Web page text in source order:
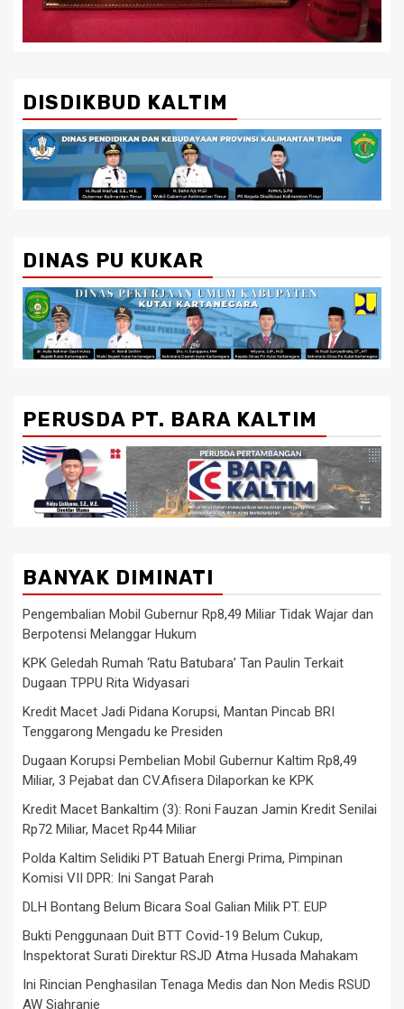
DISDIKBUD KALTIM
DINAS PU KUKAR
PERUSDA PT. BARA KALTIM
BANYAK DIMINATI
Pengembalian Mobil Gubernur Rp8,49 Miliar Tidak Wajar dan
Berpotensi Melanggar Hukum
KPK Geledah Rumah ‘Ratu Batubara’ Tan Paulin Terkait
Dugaan TPPU Rita Widyasari
Kredit Macet Jadi Pidana Korupsi, Mantan Pincab BRI
Tenggarong Mengadu ke Presiden
Dugaan Korupsi Pembelian Mobil Gubernur Kaltim Rp8,49
Miliar, 3 Pejabat dan CV.Afisera Dilaporkan ke KPK
Kredit Macet Bankaltim (3): Roni Fauzan Jamin Kredit Senilai
Rp72 Miliar, Macet Rp44 Miliar
Polda Kaltim Selidiki PT Batuah Energi Prima, Pimpinan
Komisi VII DPR: Ini Sangat Parah
DLH Bontang Belum Bicara Soal Galian Milik PT. EUP
Bukti Penggunaan Duit BTT Covid-19 Belum Cukup,
Inspektorat Surati Direktur RSJD Atma Husada Mahakam
Ini Rincian Penghasilan Tenaga Medis dan Non Medis RSUD
AW Sjahranie